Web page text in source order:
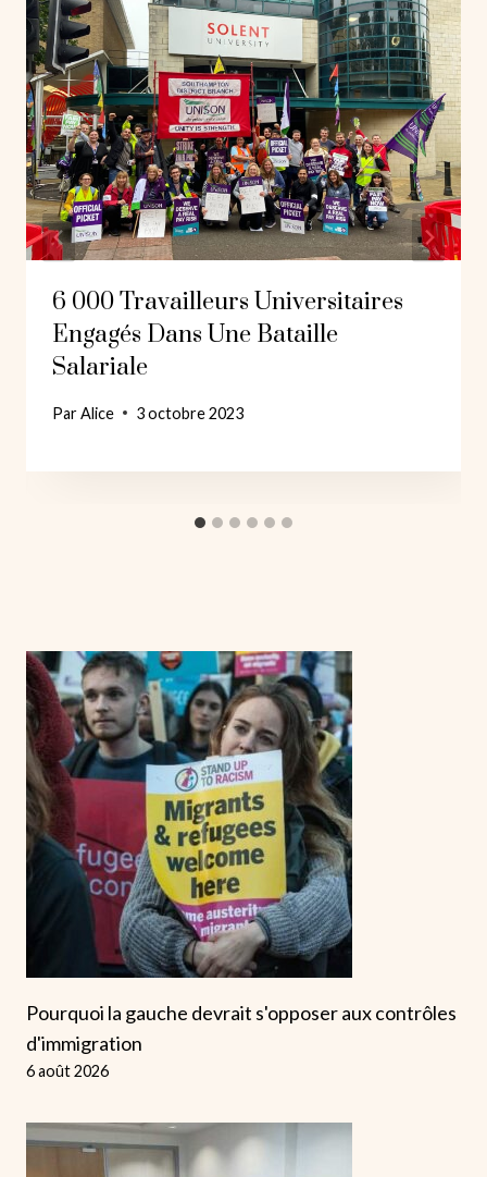
6 000 Travailleurs Universitaires
Engagés Dans Une Bataille
Salariale
ParAlice 3 octobre 2023
Pourquoi la gauche devrait s'opposer aux contrôles
d'immigration
6 août 2026